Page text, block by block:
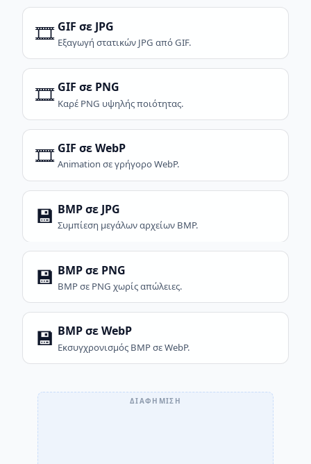
🎞️ GIF σε JPG
Εξαγωγή στατικών JPG από GIF.
🎞️ GIF σε PNG
Καρέ PNG υψηλής ποιότητας.
🎞️ GIF σε WebP
Animation σε γρήγορο WebP.
💾 BMP σε JPG
Συμπίεση μεγάλων αρχείων BMP.
💾 BMP σε PNG
BMP σε PNG χωρίς απώλειες.
💾 BMP σε WebP
Εκσυγχρονισμός BMP σε WebP.